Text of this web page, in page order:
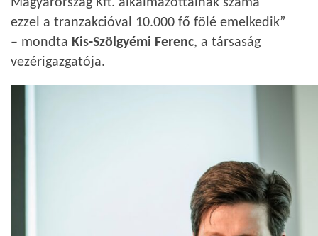
Magyarország Kft. alkalmazottainak száma
ezzel a tranzakcióval 10.000 fő fölé emelkedik”
– mondta Kis-Szölgyémi Ferenc, a társaság
vezérigazgatója.